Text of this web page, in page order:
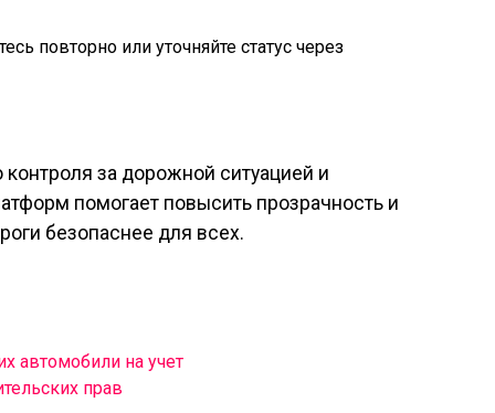
повторно или уточняйте статус через
за дорожной ситуацией и
помогает повысить прозрачность и
безопаснее для всех.
автомобили на учет
прав